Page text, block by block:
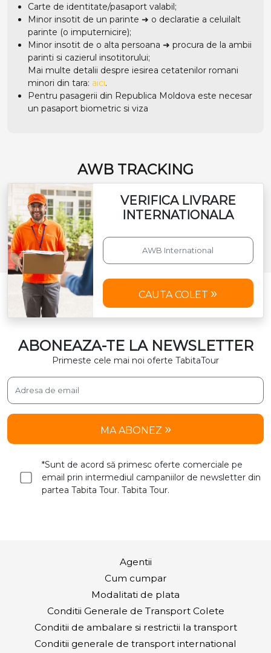
Carte de identitate/pasaport valabil;
Minor insotit de un parinte ➜ o declaratie a celuilalt
parinte (o imputernicire);
Minor insotit de o alta persoana ➜ procura de la ambii
parinti si cazierul insotitorului;
Mai multe detalii despre iesirea cetatenilor romani
minori din tara: aici.
Pentru pasagerii din Republica Moldova este necesar
un pasaport biometric si viza
AWB TRACKING
VERIFICA LIVRARE
INTERNATIONALA
CAUTA COLET
ABONEAZA-TE LA NEWSLETTER
Primeste cele mai noi oferte TabitaTour
MA ABONEZ
*Sunt de acord să primesc oferte comerciale pe
email prin intermediul campaniilor de newsletter din
partea Tabita Tour. Tabita Tour.
Agentii
Cum cumpar
Modalitati de plata
Conditii Generale de Transport Colete
Conditii de ambalare si restrictii la transport
Conditii generale de transport international